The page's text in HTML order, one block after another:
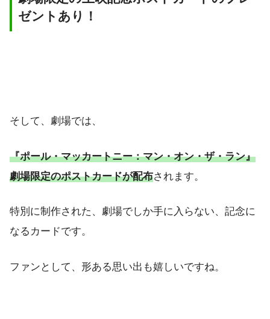
ゼントあり！
そして、劇場では、
『ポール・マッカートニー：マン・オン・ザ・ラン』
劇場限定のポストカードが配布されます。
特別に制作された、劇場でしか手に入らない、記念に
なるカードです。
ファンとして、形ある思い出も嬉しいですね。